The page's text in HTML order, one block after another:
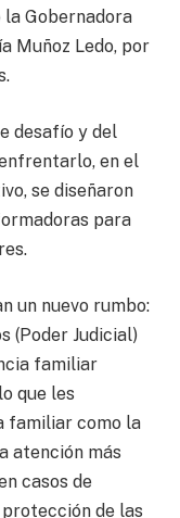
la Gobernadora
Muñoz Ledo, por
desafío y del
en el
se diseñaron
para
un nuevo rumbo:
(Poder Judicial)
familiar
que les
familiar como la
atención más
casos de
de las